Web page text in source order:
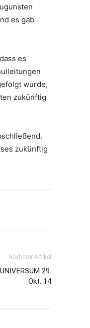
es gab
es
wurde,
zukünftig
zukünftig
Nächster Artikel
29.
Okt. 14